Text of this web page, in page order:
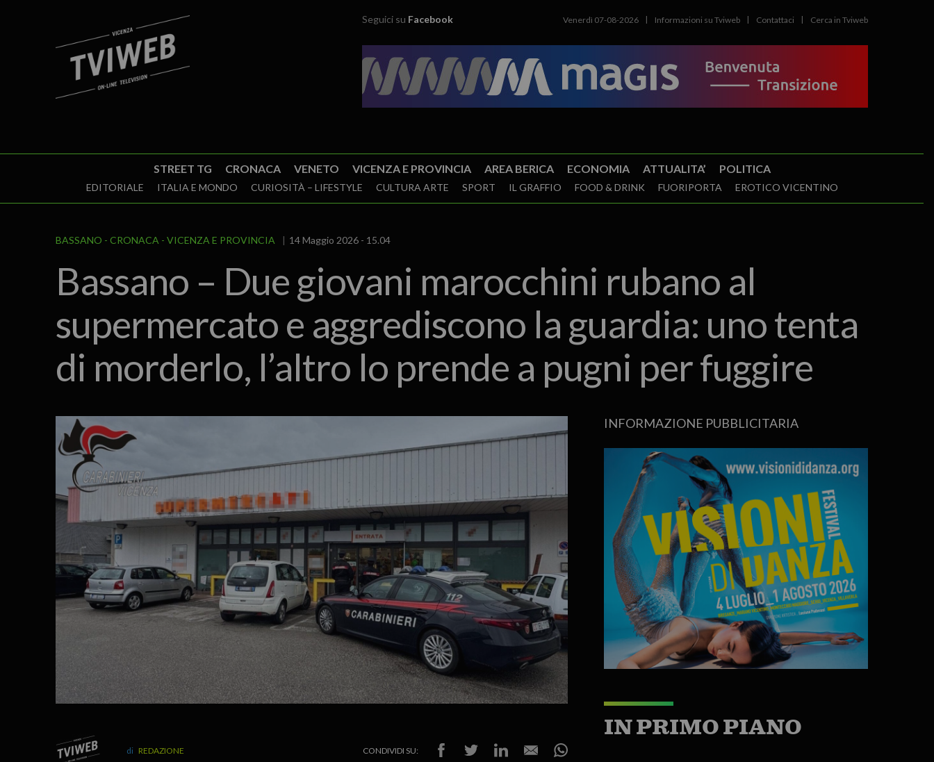
Seguici su Facebook Venerdì 07-08-2026 Informazioni su Tviweb Contattaci Cerca in Tviweb
STREET TG CRONACA VENETO VICENZA E PROVINCIA AREA BERICA ECONOMIA ATTUALITA’ POLITICA
EDITORIALE ITALIA E MONDO CURIOSITÀ – LIFESTYLE CULTURA ARTE SPORT IL GRAFFIO FOOD & DRINK FUORIPORTA EROTICO VICENTINO
BASSANO CRONACA VICENZA E PROVINCIA 14 Maggio 2026 - 15.04
Bassano – Due giovani marocchini rubano al
supermercato e aggrediscono la guardia: uno tenta
di morderlo, l’altro lo prende a pugni per fuggire
REDAZIONE CONDIVIDI SU:
INFORMAZIONE PUBBLICITARIA
IN PRIMO PIANO